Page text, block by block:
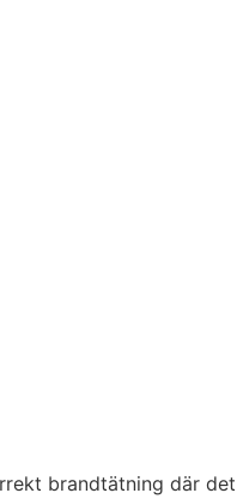
brandtätning där det